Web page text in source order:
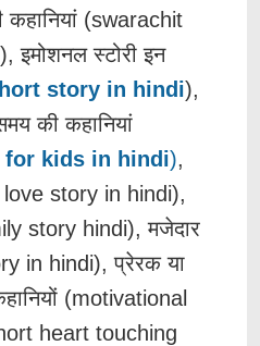
कहानियां (swarachit
इमोशनल स्टोरी इन
story in hindi),
की कहानियां
for kids in hindi),
love story in hindi),
story hindi), मजेदार
in hindi), प्रेरक या
(motivational
heart touching